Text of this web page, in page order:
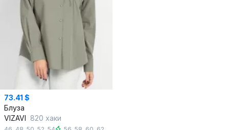
73.41 $
Блуза
VIZAVI 820 хаки